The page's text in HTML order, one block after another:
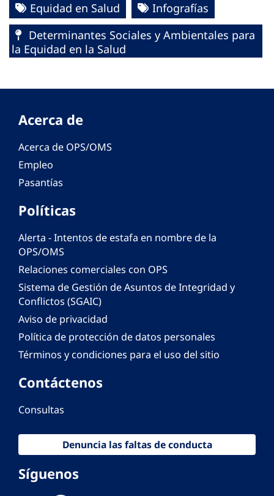
Equidad en Salud
Infografías
Determinantes Sociales y Ambientales para
la Equidad en la Salud
Acerca de
Acerca de OPS/OMS
Empleo
Pasantías
Políticas
Alerta - Intentos de estafa en nombre de la
OPS/OMS
Relaciones comerciales con OPS
Sistema de Gestión de Asuntos de Integridad y
Conflictos (SGAIC)
Aviso de privacidad
Política de protección de datos personales
Términos y condiciones para el uso del sitio
Contáctenos
Consultas
Denuncia las faltas de conducta
Síguenos